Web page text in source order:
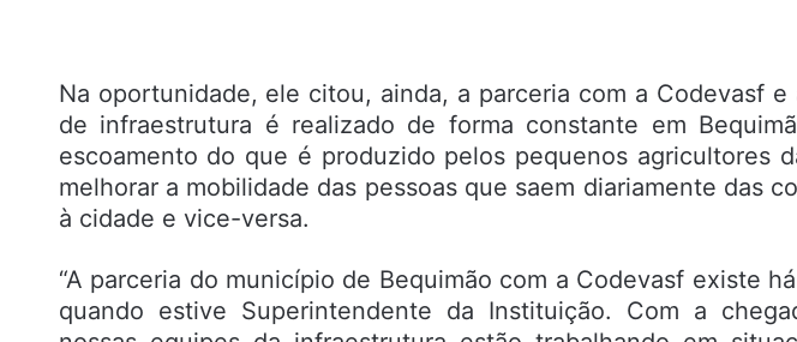
Na oportunidade, ele citou, ainda, a parceria com a Codevasf
de infraestrutura é realizado de forma constante em
escoamento do que é produzido pelos pequenos agricultores
melhorar a mobilidade das pessoas que saem diariamente das
à cidade e vice-versa.
“A parceria do município de Bequimão com a Codevasf existe
quando estive Superintendente da Instituição. Com a